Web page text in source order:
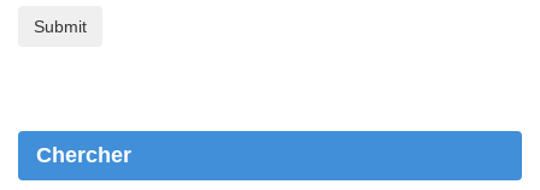
Chercher